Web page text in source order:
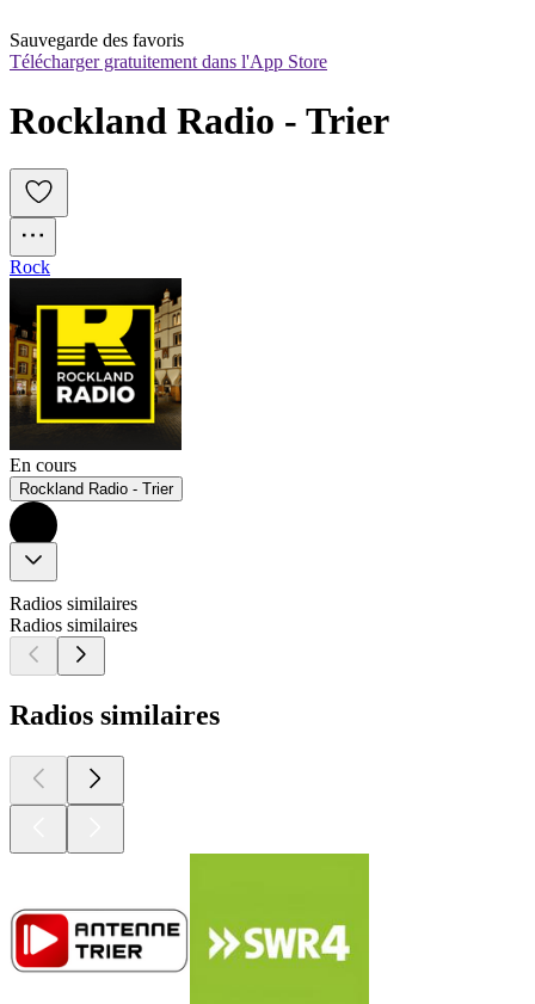
Sauvegarde des favoris
Télécharger gratuitement dans l'App Store
Rockland Radio - Trier
Rock
En cours
Rockland Radio - Trier
Radios similaires
Radios similaires
Radios similaires